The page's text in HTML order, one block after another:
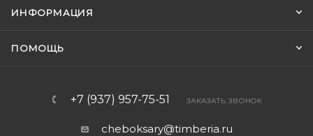
ИНФОРМАЦИЯ
ПОМОЩЬ
+7 (937) 957-75-51 ЗАКАЗАТЬ ЗВОНОК
cheboksary@timberia.ru